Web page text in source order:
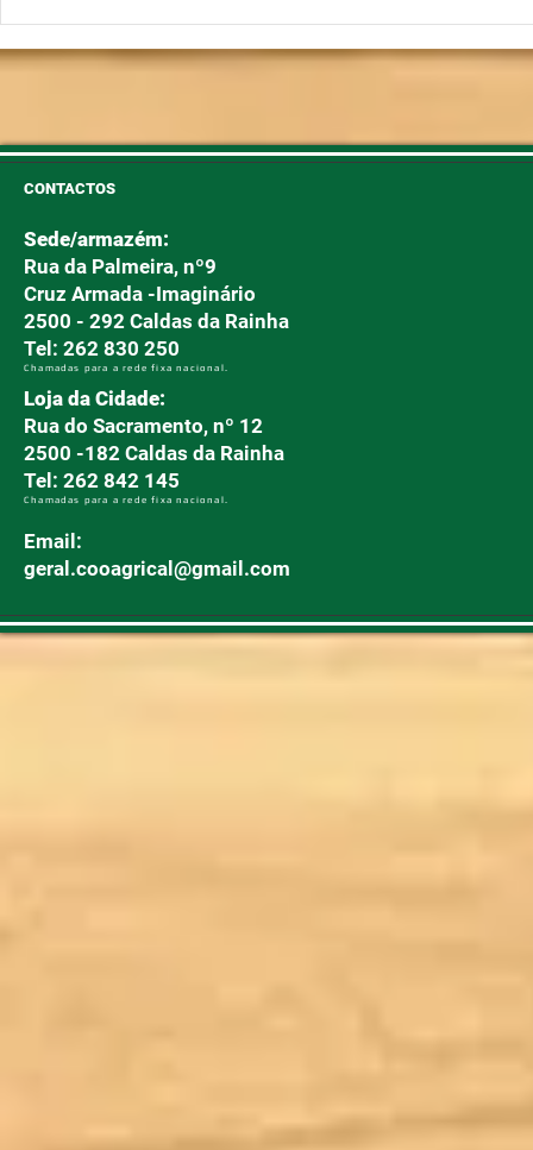
Oscilações Térmicas
Podem "Abrir a Porta" ao
Plantas
Longe!
CONTACTOS
Sede/armazém:
Rua da Palmeira, nº9
Cruz Armada -Imaginário
2500 - 292 Caldas da Rainha
Tel: 262 830 250
Chamadas para a rede fixa nacional.
Loja da Cidade:
Rua do Sacramento, nº 12
2500 -182 Caldas da Rainha
Tel: 262 842 145
Chamadas para a rede fixa nacional.
Email:
geral.cooagrical@gmail.com